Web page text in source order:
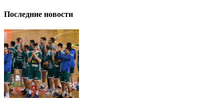
Последние новости